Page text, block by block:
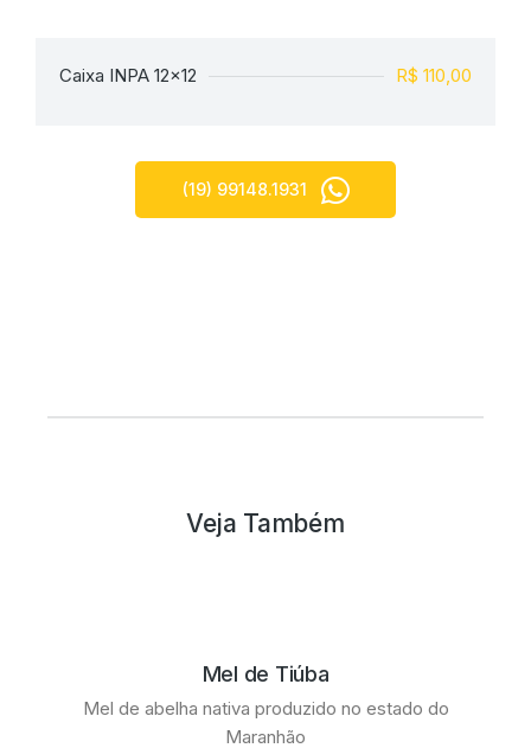
Caixa INPA 12x12 R$ 110,00
(19) 99148.1931
Veja Também
Mel de Tiúba
Mel de abelha nativa produzido no estado do
Maranhão